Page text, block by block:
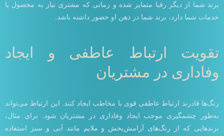
برند شما از دیگر رقبا متمایز شده و زمانی که مشتری نیاز به محصول یا
خدمات شما دارد، برند شما در ذهن او حضور داشته باشد.
تقویت ارتباط عاطفی و ایجاد
وفاداری در مشتریان
رنگ‌ها قادرند ارتباط عاطفی قوی با مخاطب ایجاد کنند. این ارتباط می‌تواند
به‌طور چشمگیری موجب ایجاد وفاداری در مشتریان شود. برای مثال،
برندهایی که از رنگ‌های آرامش‌بخش و ملایم مانند آبی و سبز استفاده